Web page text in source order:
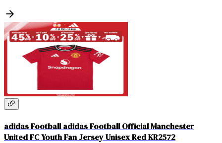
adidas Football adidas Football Official Manchester
United FC Youth Fan Jersey Unisex Red KR2572